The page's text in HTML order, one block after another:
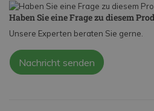
Haben Sie eine Frage zu diesem
Unsere Experten beraten Sie gerne.
Nachricht senden